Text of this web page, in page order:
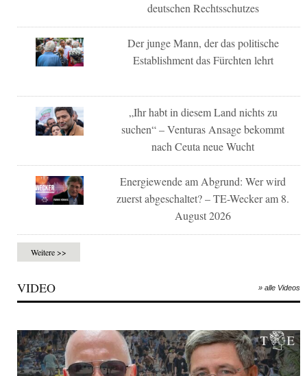
deutschen Rechtsschutzes
Der junge Mann, der das politische
Establishment das Fürchten lehrt
„Ihr habt in diesem Land nichts zu
suchen“ – Venturas Ansage bekommt
nach Ceuta neue Wucht
Energiewende am Abgrund: Wer wird
zuerst abgeschaltet? – TE-Wecker am 8.
August 2026
Weitere >>
VIDEO » alle Videos